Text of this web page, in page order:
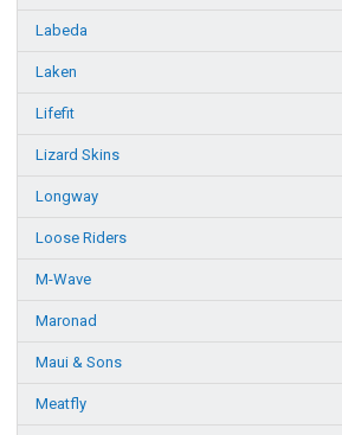
Labeda
Laken
Lifefit
Lizard Skins
Longway
Loose Riders
M-Wave
Maronad
Maui & Sons
Meatfly